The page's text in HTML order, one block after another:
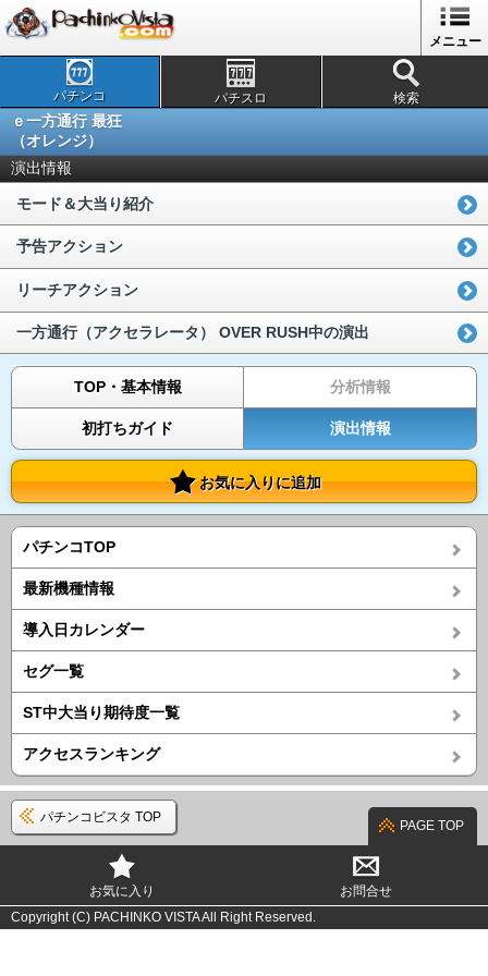
メニュー
パチンコ パチスロ 検索
ｅ一方通行 最狂
（オレンジ）
演出情報
モード＆大当り紹介
予告アクション
リーチアクション
一方通行（アクセラレータ） OVER RUSH中の演出
TOP・基本情報 分析情報
初打ちガイド 演出情報
お気に入りに追加
パチンコTOP
最新機種情報
導入日カレンダー
セグ一覧
ST中大当り期待度一覧
アクセスランキング
パチンコビスタ TOP
PAGE TOP
お気に入り
お問合せ
Copyright (C) PACHINKO VISTA All Right Reserved.